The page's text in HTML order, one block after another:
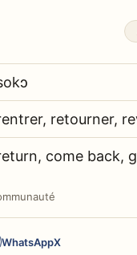
retourner,
come back,
WhatsAppX